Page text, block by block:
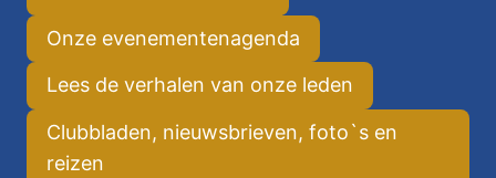
Onze evenementenagenda
Lees de verhalen van onze leden
Clubbladen, nieuwsbrieven, foto`s en
reizen